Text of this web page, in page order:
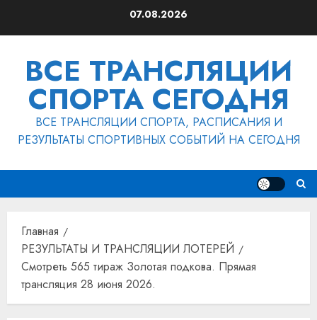
07.08.2026
ВСЕ ТРАНСЛЯЦИИ
СПОРТА СЕГОДНЯ
ВСЕ ТРАНСЛЯЦИИ СПОРТА, РАСПИСАНИЯ И
РЕЗУЛЬТАТЫ СПОРТИВНЫХ СОБЫТИЙ НА СЕГОДНЯ
Главная
РЕЗУЛЬТАТЫ И ТРАНСЛЯЦИИ ЛОТЕРЕЙ
Смотреть 565 тираж Золотая подкова. Прямая
трансляция 28 июня 2026.